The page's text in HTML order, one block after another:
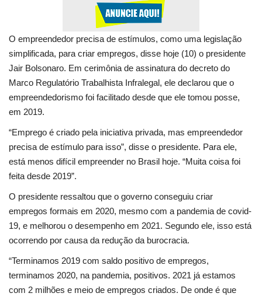
Brasil
Entretenimento
Politica
Tecnologia
Economia
Esportes
Galeria
Veja Na Cor Escura
O empreendedor precisa de estímulos, como uma legislação
simplificada, para criar empregos, disse hoje (10) o presidente
Jair Bolsonaro. Em cerimônia de assinatura do decreto do
Marco Regulatório Trabalhista Infralegal, ele declarou que o
empreendedorismo foi facilitado desde que ele tomou posse,
em 2019.
“Emprego é criado pela iniciativa privada, mas empreendedor
precisa de estímulo para isso”, disse o presidente. Para ele,
está menos difícil empreender no Brasil hoje. “Muita coisa foi
feita desde 2019”.
O presidente ressaltou que o governo conseguiu criar
empregos formais em 2020, mesmo com a pandemia de covid-
19, e melhorou o desempenho em 2021. Segundo ele, isso está
ocorrendo por causa da redução da burocracia.
“Terminamos 2019 com saldo positivo de empregos,
terminamos 2020, na pandemia, positivos. 2021 já estamos
com 2 milhões e meio de empregos criados. De onde é que